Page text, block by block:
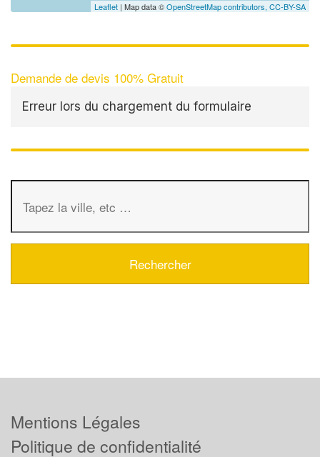
Leaflet | Map data ©OpenStreetMap contributors, CC-BY-SA
Demande de devis 100% Gratuit
Erreur lors du chargement du formulaire
Mentions Légales
Politique de confidentialité